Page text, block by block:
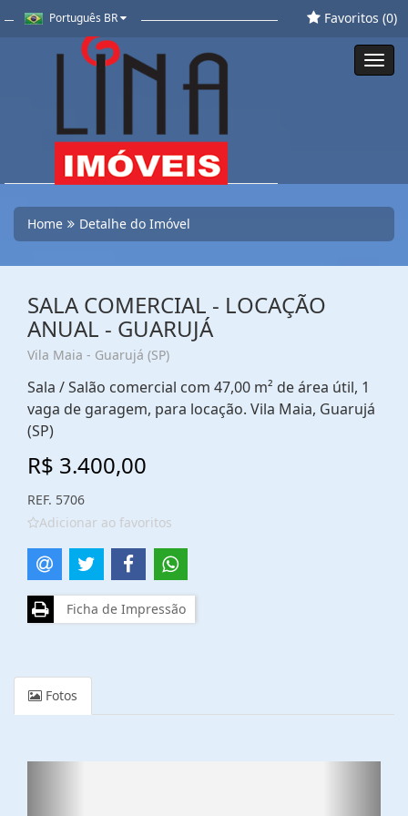
Português BR Favoritos (0)
Home Detalhe do Imóvel
SALA COMERCIAL - LOCAÇÃO
ANUAL - GUARUJÁ
Vila Maia - Guarujá (SP)
Sala / Salão comercial com 47,00 m² de área útil, 1
vaga de garagem, para locação. Vila Maia, Guarujá
(SP)
R$ 3.400,00
REF. 5706
Adicionar ao favoritos
Ficha de Impressão
Fotos